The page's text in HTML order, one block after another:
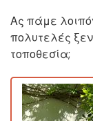
Ας πάμε
πολυτελές
τοποθεσία;